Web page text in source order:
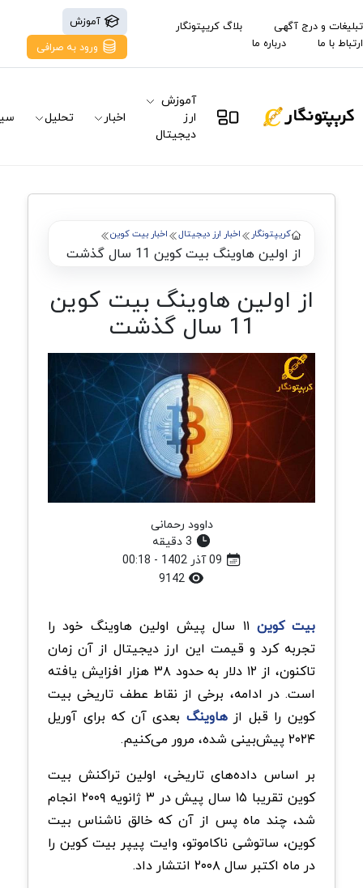
تبلیغات و درج آگهی
بلاگ کریپتونگار
ارتباط با ما
درباره ما
آموزش
ورود به صرافی
آموزش
ارز
دیجیتال
اخبار تحلیل
کریپتونگار اخبار ارز دیجیتال اخبار بیت کوین
از اولین هاوینگ بیت کوین 11 سال گذشت
از اولین هاوینگ بیت کوین
11 سال گذشت
داوود رحمانی
بیت کوین
۱۱ سال پیش اولین هاوینگ خود را
تجربه کرد و قیمت این ارز دیجیتال از آن زمان
تاکنون، از ۱۲ دلار به حدود ۳۸ هزار افزایش یافته
است. در ادامه، برخی از نقاط عطف تاریخی بیت
کوین را قبل ازهاوینگ بعدی آن که برای آوریل
۲۰۲۴ پیش‌بینی شده، مرور می‌کنیم.
بر اساس داده‌های تاریخی، اولین تراکنش بیت
کوین تقریبا ۱۵ سال پیش در ۳ ژانویه ۲۰۰۹ انجام
شد، چند ماه پس از آن که خالق ناشناس بیت
کوین، ساتوشی ناکاموتو، وایت پیپر بیت کوین را
در ماه اکتبر سال ۲۰۰۸ انتشار داد.